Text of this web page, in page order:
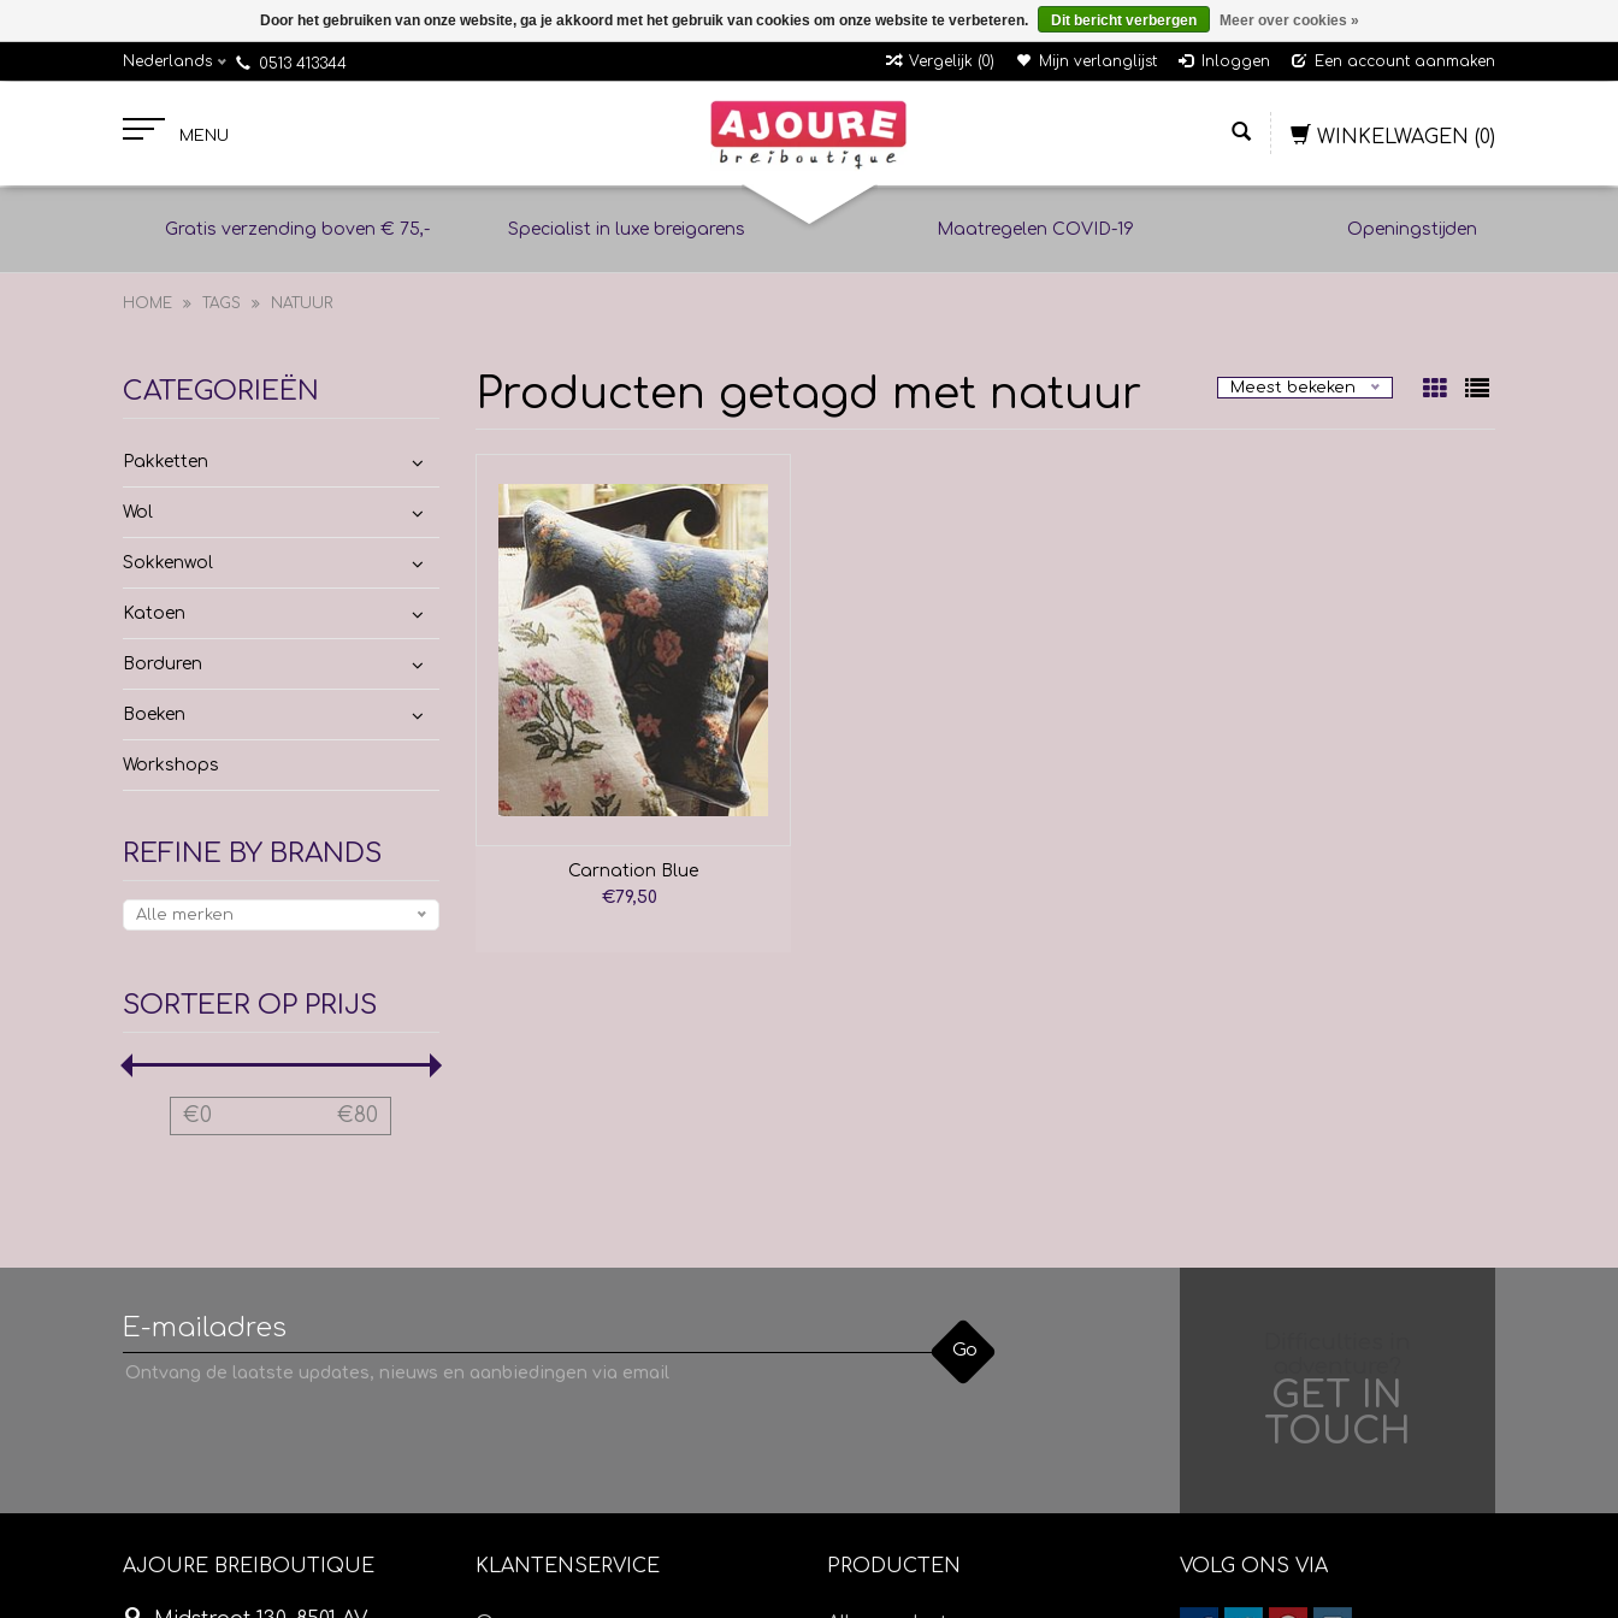
Nederlands 0513 413344 Vergelijk (0) Mijn verlanglijst Inloggen Een account aanmaken
MENU WINKELWAGEN (0)
Gratis verzending boven € 75,- Specialist in luxe breigarens Maatregelen COVID-19 Openingstijden
HOME TAGS NATUUR
CATEGORIEËN
Pakketten
Wol
Sokkenwol
Katoen
Borduren
Boeken
Workshops
REFINE BY BRANDS
Alle merken
SORTEER OP PRIJS
€0 €80
Producten getagd met natuur Meest bekeken
Carnation Blue
€79,50
Go
Ontvang de laatste updates, nieuws en aanbiedingen via email
GET IN
TOUCH
AJOURE BREIBOUTIQUE KLANTENSERVICE PRODUCTEN VOLG ONS VIA
Door het gebruiken van onze website, ga je akkoord met het gebruik van cookies om onze website te verbeteren. Dit bericht verbergen Meer over cookies »